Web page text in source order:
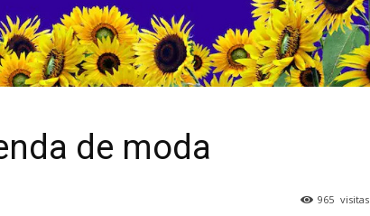
de moda
965 visitas